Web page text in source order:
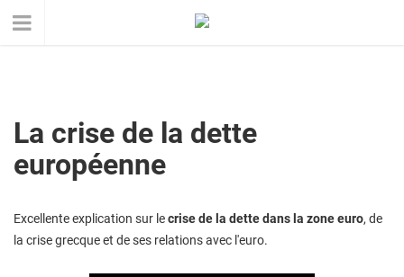
La crise de la dette
européenne
Excellente explication sur lecrise de la dette dans la zone euro, de
la crise grecque et de ses relations avec l'euro.